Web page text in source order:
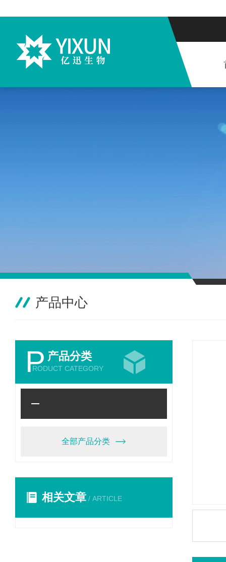
产品中心
P 产品分类
RODUCT CATEGORY
全部产品分类
相关文章 / ARTICLE